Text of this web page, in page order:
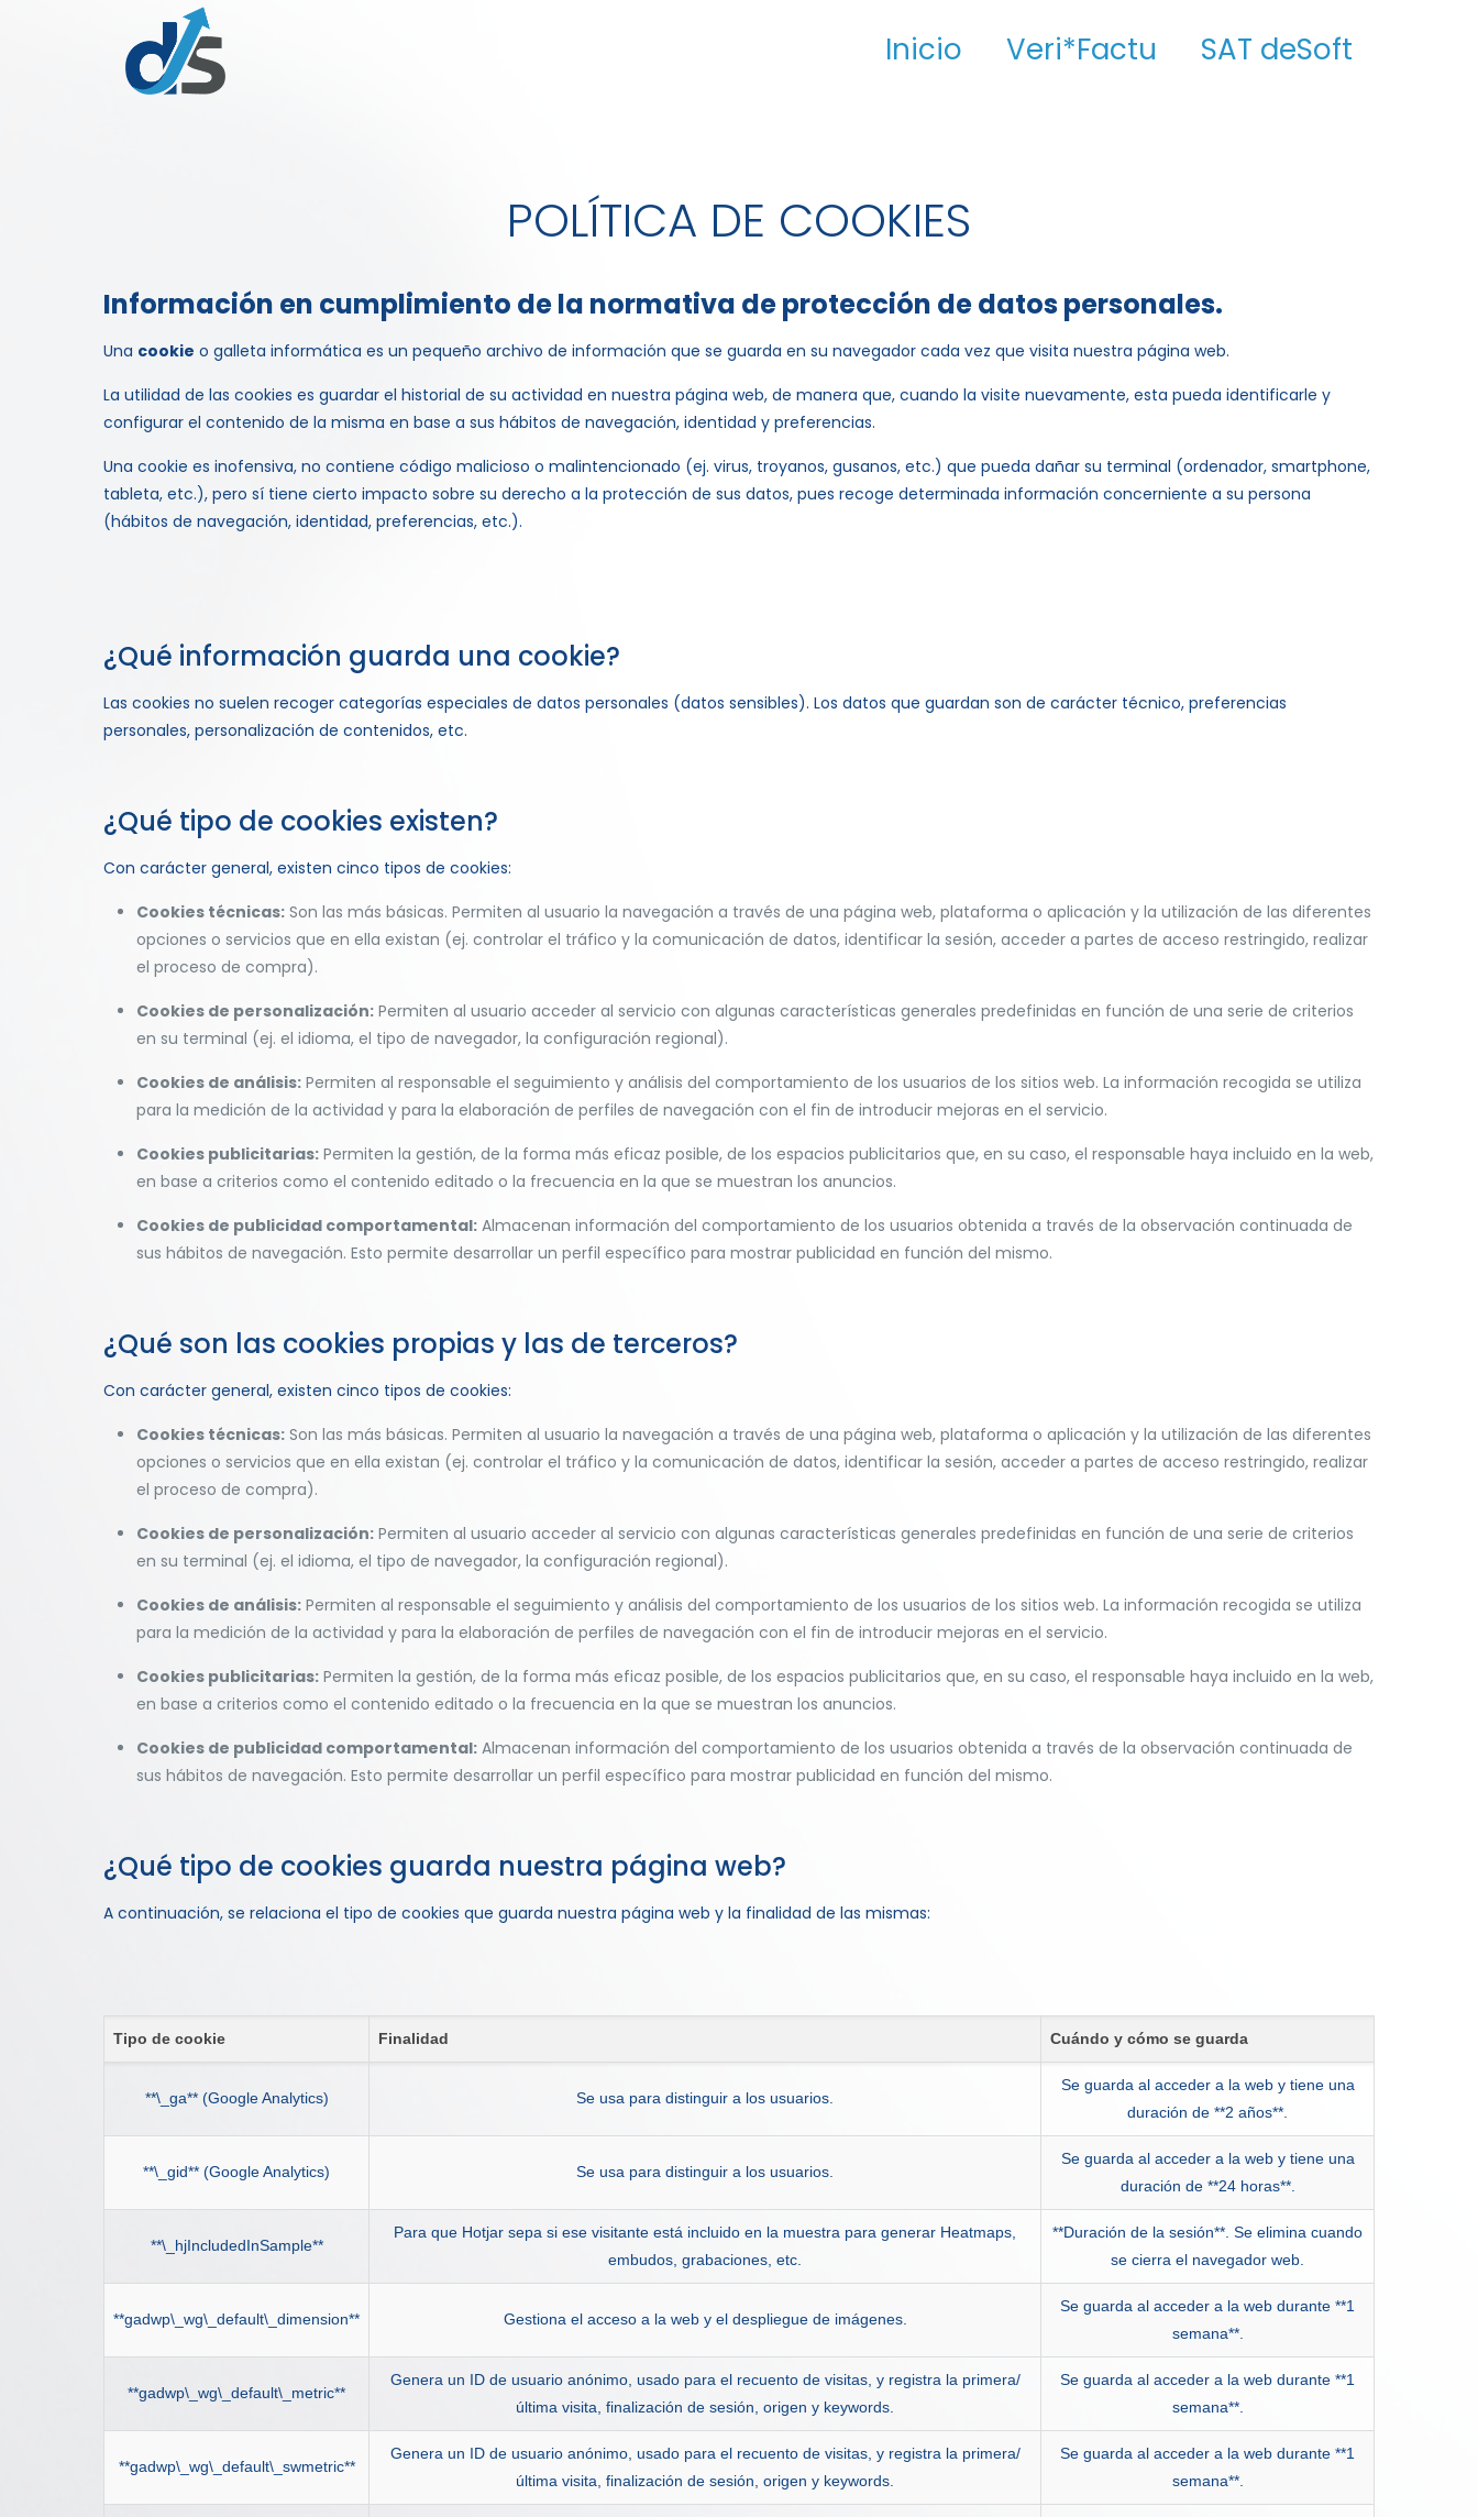
Inicio Veri*Factu SAT deSoft
POLÍTICA DE COOKIES
Información en cumplimiento de la normativa de protección de datos personales.
Una cookie o galleta informática es un pequeño archivo de información que se guarda en su navegador cada vez que visita nuestra página web.
La utilidad de las cookies es guardar el historial de su actividad en nuestra página web, de manera que, cuando la visite nuevamente, esta pueda identificarle y
configurar el contenido de la misma en base a sus hábitos de navegación, identidad y preferencias.
Una cookie es inofensiva, no contiene código malicioso o malintencionado (ej. virus, troyanos, gusanos, etc.) que pueda dañar su terminal (ordenador, smartphone,
tableta, etc.), pero sí tiene cierto impacto sobre su derecho a la protección de sus datos, pues recoge determinada información concerniente a su persona
(hábitos de navegación, identidad, preferencias, etc.).
¿Qué información guarda una cookie?
Las cookies no suelen recoger categorías especiales de datos personales (datos sensibles). Los datos que guardan son de carácter técnico, preferencias
personales, personalización de contenidos, etc.
¿Qué tipo de cookies existen?
Con carácter general, existen cinco tipos de cookies:
Cookies técnicas: Son las más básicas. Permiten al usuario la navegación a través de una página web, plataforma o aplicación y la utilización de las diferentes
opciones o servicios que en ella existan (ej. controlar el tráfico y la comunicación de datos, identificar la sesión, acceder a partes de acceso restringido, realizar
el proceso de compra).
Cookies de personalización: Permiten al usuario acceder al servicio con algunas características generales predefinidas en función de una serie de criterios
en su terminal (ej. el idioma, el tipo de navegador, la configuración regional).
Cookies de análisis: Permiten al responsable el seguimiento y análisis del comportamiento de los usuarios de los sitios web. La información recogida se utiliza
para la medición de la actividad y para la elaboración de perfiles de navegación con el fin de introducir mejoras en el servicio.
Cookies publicitarias: Permiten la gestión, de la forma más eficaz posible, de los espacios publicitarios que, en su caso, el responsable haya incluido en la web,
en base a criterios como el contenido editado o la frecuencia en la que se muestran los anuncios.
Cookies de publicidad comportamental: Almacenan información del comportamiento de los usuarios obtenida a través de la observación continuada de
sus hábitos de navegación. Esto permite desarrollar un perfil específico para mostrar publicidad en función del mismo.
¿Qué son las cookies propias y las de terceros?
Con carácter general, existen cinco tipos de cookies:
Cookies técnicas: Son las más básicas. Permiten al usuario la navegación a través de una página web, plataforma o aplicación y la utilización de las diferentes
opciones o servicios que en ella existan (ej. controlar el tráfico y la comunicación de datos, identificar la sesión, acceder a partes de acceso restringido, realizar
el proceso de compra).
Cookies de personalización: Permiten al usuario acceder al servicio con algunas características generales predefinidas en función de una serie de criterios
en su terminal (ej. el idioma, el tipo de navegador, la configuración regional).
Cookies de análisis: Permiten al responsable el seguimiento y análisis del comportamiento de los usuarios de los sitios web. La información recogida se utiliza
para la medición de la actividad y para la elaboración de perfiles de navegación con el fin de introducir mejoras en el servicio.
Cookies publicitarias: Permiten la gestión, de la forma más eficaz posible, de los espacios publicitarios que, en su caso, el responsable haya incluido en la web,
en base a criterios como el contenido editado o la frecuencia en la que se muestran los anuncios.
Cookies de publicidad comportamental: Almacenan información del comportamiento de los usuarios obtenida a través de la observación continuada de
sus hábitos de navegación. Esto permite desarrollar un perfil específico para mostrar publicidad en función del mismo.
¿Qué tipo de cookies guarda nuestra página web?
A continuación, se relaciona el tipo de cookies que guarda nuestra página web y la finalidad de las mismas:
Tipo de cookie Finalidad Cuándo y cómo se guarda
**\_ga** (Google Analytics) Se usa para distinguir a los usuarios.
Se guarda al acceder a la web y tiene una
duración de **2 años**.
**\_gid** (Google Analytics) Se usa para distinguir a los usuarios.
Se guarda al acceder a la web y tiene una
duración de **24 horas**.
**\_hjIncludedInSample**
Para que Hotjar sepa si ese visitante está incluido en la muestra para generar Heatmaps,
embudos, grabaciones, etc.
**Duración de la sesión**. Se elimina cuando
se cierra el navegador web.
**gadwp\_wg\_default\_dimension** Gestiona el acceso a la web y el despliegue de imágenes.
Se guarda al acceder a la web durante **1
semana**.
**gadwp\_wg\_default\_metric**
Genera un ID de usuario anónimo, usado para el recuento de visitas, y registra la primera/
última visita, finalización de sesión, origen y keywords.
Se guarda al acceder a la web durante **1
semana**.
**gadwp\_wg\_default\_swmetric**
Genera un ID de usuario anónimo, usado para el recuento de visitas, y registra la primera/
última visita, finalización de sesión, origen y keywords.
Se guarda al acceder a la web durante **1
semana**.